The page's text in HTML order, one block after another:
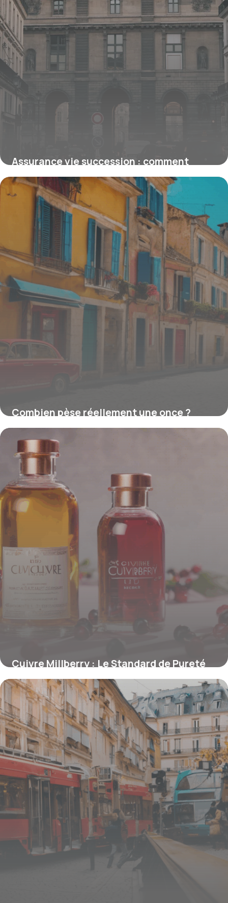
Assurance vie succession : comment
transmettre 100 000 euros efficacement
15 juin 2026
Combien pèse réellement une once ?
Comprendre et convertir cette unité
incontournable
15 juin 2026
Cuivre Millberry : Le Standard de Pureté
pour la Revalorisation des Métaux
15 juin 2026